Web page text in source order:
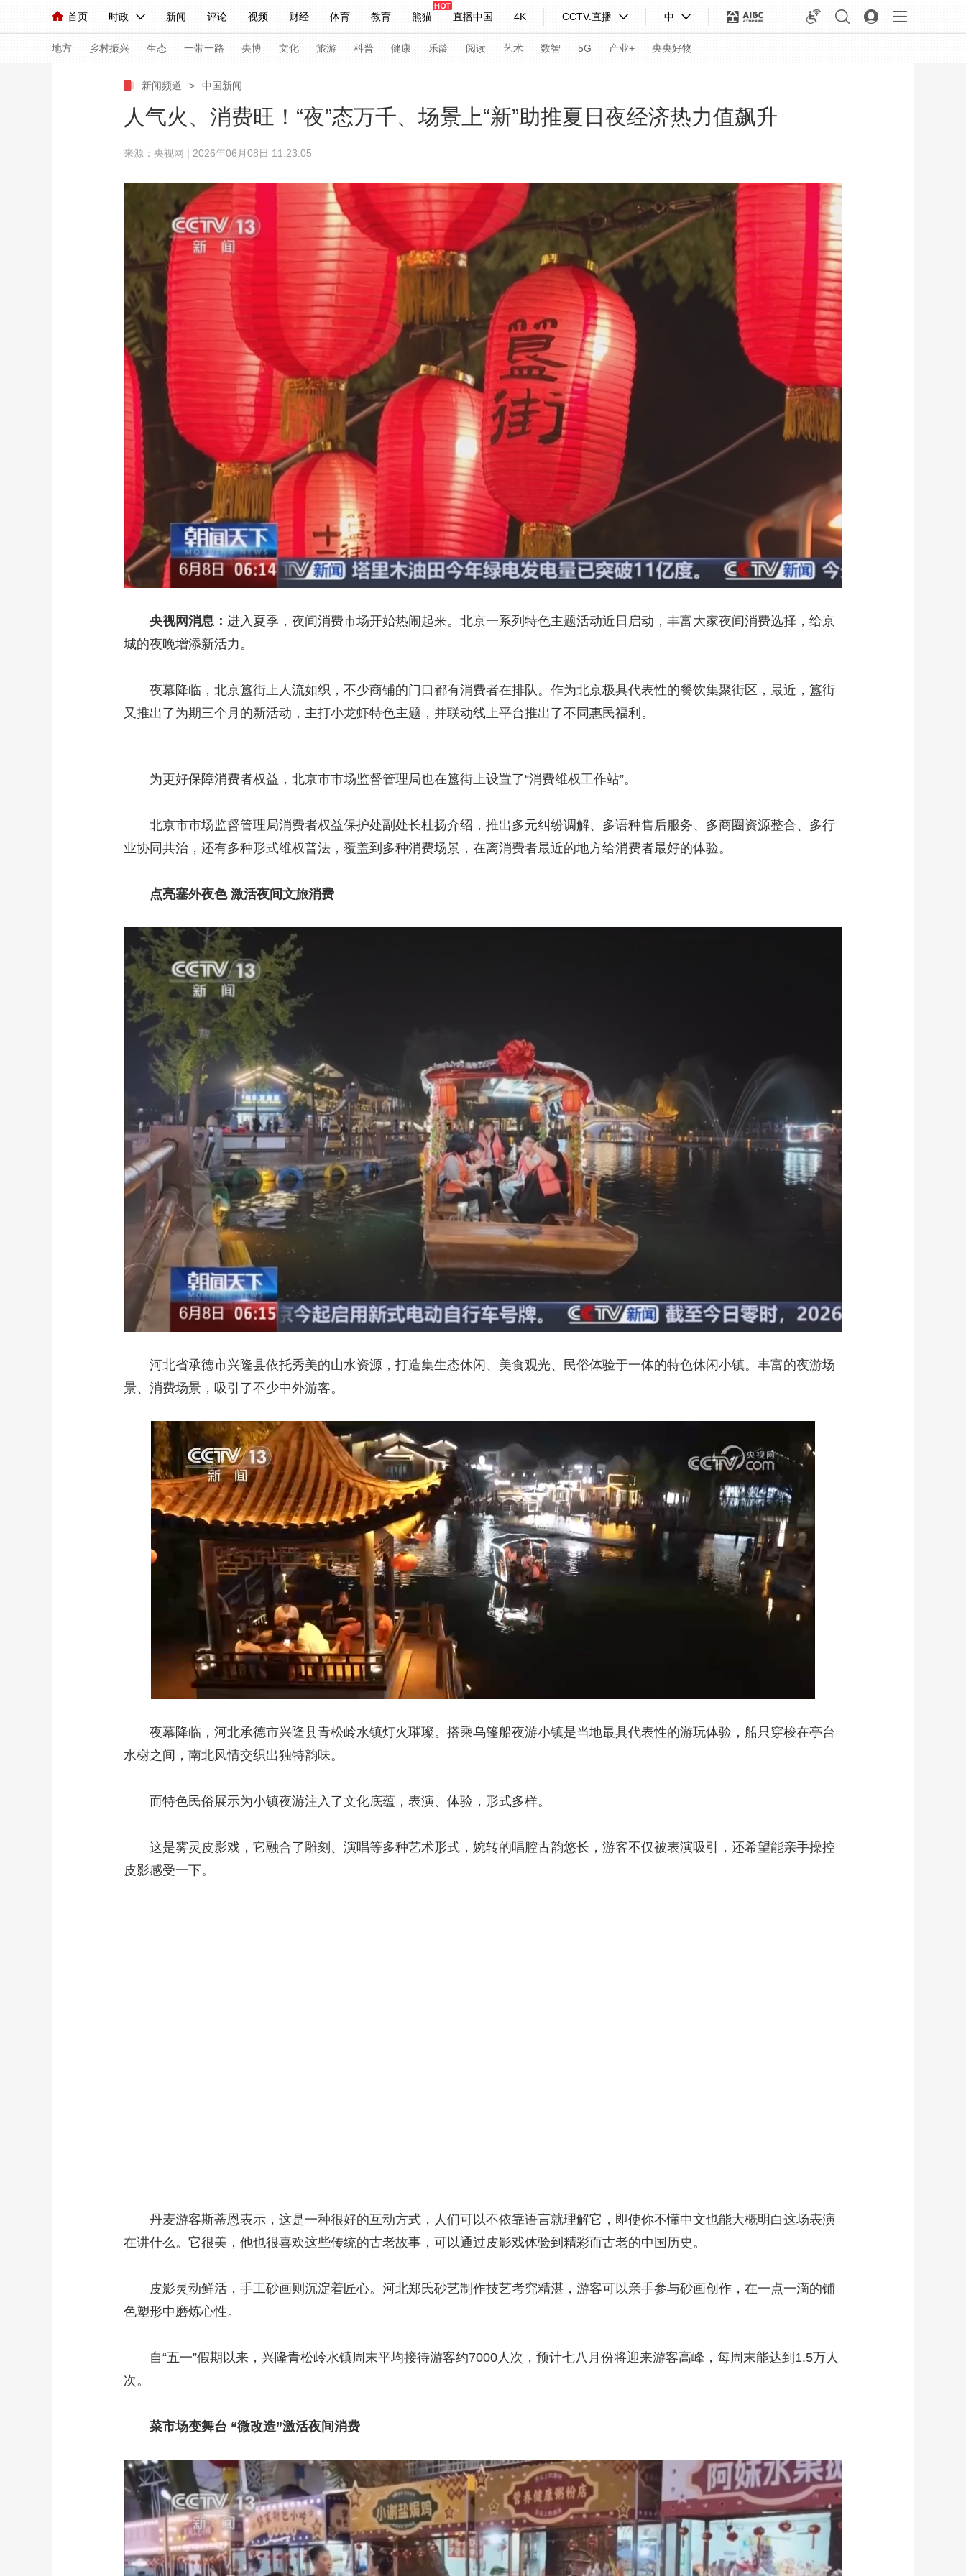
首页 时政 新闻 评论 视频 财经 体育 教育 熊猫 直播中国 4K CCTV.直播 中
人民领袖习近平 联播+ 中国领导人 央视快评 习式妙语 热解读 天天学习
直播 栏目大全 节目单 听音 微视频 主持人 下载央视影音
海外频道 iPanda English Монгол
地方 乡村振兴 生态 一带一路 央博 文化 旅游 科普 健康 乐龄 阅读 艺术 数智 5G 产业+ 央央好物
人民领袖习近平 热解读 习式妙语 央视快评 央视网评 光华锐评
小央直播 直播中国 熊猫频道 VR/AR 4K专区 全景新闻
前线 比划 快看 新兵请入列 人生第一次 人生第二次
直播 竞猜 2026年世界杯 2026年冬奥会 国足 国际足球 网球 综合体育 亚冬会
CCTV奥林匹克频道 生活体育大会 体育江湖 文化体育 冰雪道路 足球道路
教育 乡村振兴 生态环境 一带一路 非遗 旅游 科普 健康 乐龄 阅读 数智 产业+
大国展会 云顶对话 云起 超级工厂 智敬中国 全民健康 颜选攻略 海洋 网展 央央好物
CCTV.节目官网 节目单 栏目 片库 热播榜 总台企业白名单
新闻频道 > 中国新闻
人气火、消费旺！“夜”态万千、场景上“新”助推夏日夜经济热力值飙升
来源：央视网 | 2026年06月08日 11:23:05
央视网消息： 进入夏季，夜间消费市场开始热闹起来。北京一系列特色主题活动近日启动，丰富大家夜间消费选择，给京
城的夜晚增添新活力。
夜幕降临，北京簋街上人流如织，不少商铺的门口都有消费者在排队。作为北京极具代表性的餐饮集聚街区，最近，簋街
又推出了为期三个月的新活动，主打小龙虾特色主题，并联动线上平台推出了不同惠民福利。
为更好保障消费者权益，北京市市场监督管理局也在簋街上设置了“消费维权工作站”。
北京市市场监督管理局消费者权益保护处副处长杜扬介绍，推出多元纠纷调解、多语种售后服务、多商圈资源整合、多行
业协同共治，还有多种形式维权普法，覆盖到多种消费场景，在离消费者最近的地方给消费者最好的体验。
点亮塞外夜色 激活夜间文旅消费
河北省承德市兴隆县依托秀美的山水资源，打造集生态休闲、美食观光、民俗体验于一体的特色休闲小镇。丰富的夜游场
景、消费场景，吸引了不少中外游客。
夜幕降临，河北承德市兴隆县青松岭水镇灯火璀璨。搭乘乌篷船夜游小镇是当地最具代表性的游玩体验，船只穿梭在亭台
水榭之间，南北风情交织出独特韵味。
而特色民俗展示为小镇夜游注入了文化底蕴，表演、体验，形式多样。
这是雾灵皮影戏，它融合了雕刻、演唱等多种艺术形式，婉转的唱腔古韵悠长，游客不仅被表演吸引，还希望能亲手操控
皮影感受一下。
丹麦游客斯蒂恩表示，这是一种很好的互动方式，人们可以不依靠语言就理解它，即使你不懂中文也能大概明白这场表演
在讲什么。它很美，他也很喜欢这些传统的古老故事，可以通过皮影戏体验到精彩而古老的中国历史。
皮影灵动鲜活，手工砂画则沉淀着匠心。河北郑氏砂艺制作技艺考究精湛，游客可以亲手参与砂画创作，在一点一滴的铺
色塑形中磨炼心性。
自“五一”假期以来，兴隆青松岭水镇周末平均接待游客约7000人次，预计七八月份将迎来游客高峰，每周末能达到1.5万人
次。
菜市场变舞台 “微改造”激活夜间消费